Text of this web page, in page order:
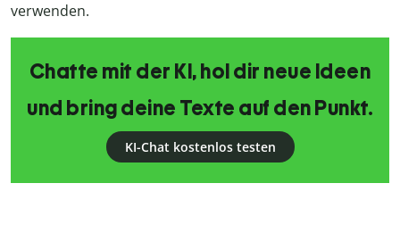
verwenden.
Chatte mit der KI, hol dir neue Ideen
und bring deine Texte auf den Punkt.
KI-Chat kostenlos testen